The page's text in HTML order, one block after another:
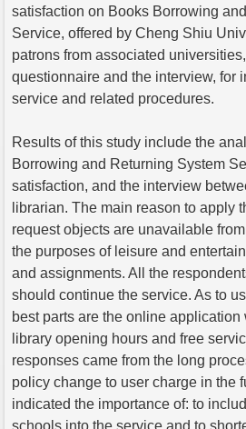
satisfaction on Books Borrowing
Service, offered by Cheng Shiu
patrons from associated
questionnaire and the interview, for
service and related procedures.
Results of this study include the
Borrowing and Returning System
satisfaction, and the interview
librarian. The main reason to apply
request objects are unavailable
the purposes of leisure and
and assignments. All the
should continue the service. As to
best parts are the online application
library opening hours and free
responses came from the long
policy change to user charge in the
indicated the importance of: to
schools into the service and to